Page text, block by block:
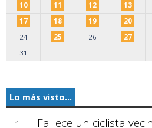
10
11 12 13
17
18 19 20
24
25 26 27
31
Lo más visto...
1 Fallece un ciclista